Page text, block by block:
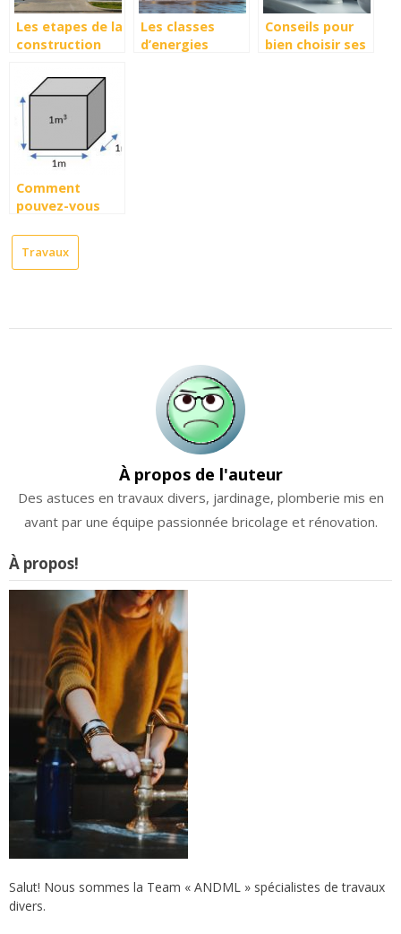
Les etapes de la
construction
Les classes
d’energies
Conseils pour
bien choisir ses
Comment
pouvez-vous
convertir des
metres cubes ?
Travaux
À propos de l'auteur
Des astuces en travaux divers, jardinage, plomberie mis en
avant par une équipe passionnée bricolage et rénovation.
À propos!
Salut! Nous sommes la Team « ANDML » spécialistes de travaux
divers.